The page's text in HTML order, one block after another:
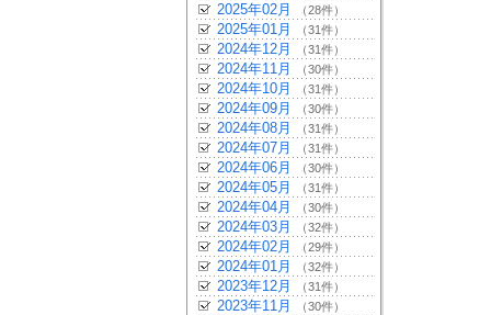
2025年02月 （28件）
2025年01月 （31件）
2024年12月 （31件）
2024年11月 （30件）
2024年10月 （31件）
2024年09月 （30件）
2024年08月 （31件）
2024年07月 （31件）
2024年06月 （30件）
2024年05月 （31件）
2024年04月 （30件）
2024年03月 （32件）
2024年02月 （29件）
2024年01月 （32件）
2023年12月 （31件）
2023年11月 （30件）